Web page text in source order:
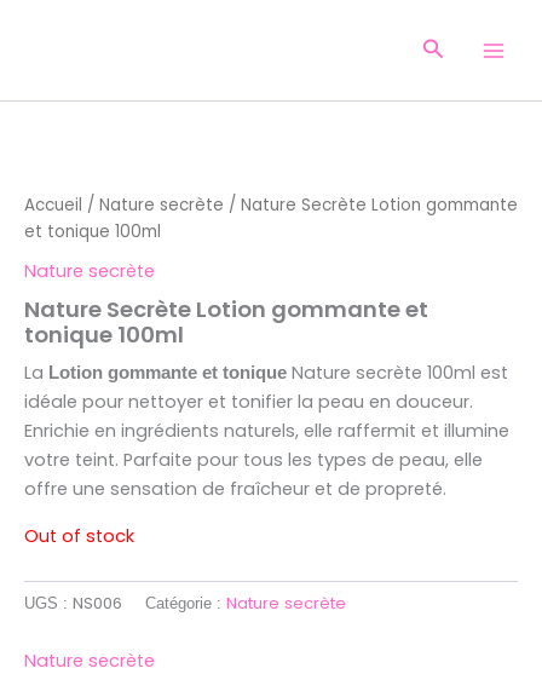
Accueil / Nature secrète / Nature Secrète Lotion gommante
et tonique 100ml
Nature secrète
Nature Secrète Lotion gommante et
tonique 100ml
La Lotion gommante et tonique Nature secrète 100ml est
idéale pour nettoyer et tonifier la peau en douceur.
Enrichie en ingrédients naturels, elle raffermit et illumine
votre teint. Parfaite pour tous les types de peau, elle
offre une sensation de fraîcheur et de propreté.
Out of stock
UGS : NS006 Catégorie : Nature secrète
Nature secrète